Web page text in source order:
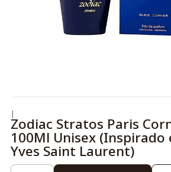
|
Zodiac Stratos Paris
100Ml Unisex (Inspirado
Yves Saint Laurent)